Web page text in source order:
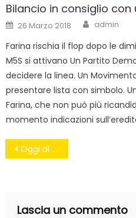
Bilancio in consiglio
Posted
on
26 Marzo 2018 Author
admin
Farina rischia il flop dopo le
M5S si attivano Un Partito
decidere la linea. Un
presentare lista con simbolo.
Farina, che non può più
momento indicazioni
Navigazione
Oggi al Quirinale
Lascia un commento